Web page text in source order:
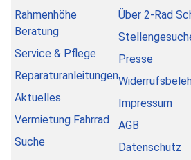
Rahmenhöhe
Beratung
Service & Pflege
Reparaturanleitungen
Aktuelles
Vermietung Fahrrad
Suche
Über 2-Rad
Presse
Impressum
AGB
Datenschutz